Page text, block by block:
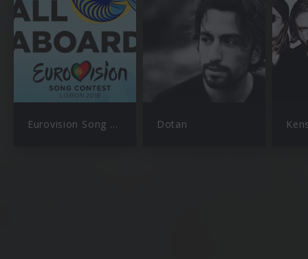
Eurovision Song Contest Dotan